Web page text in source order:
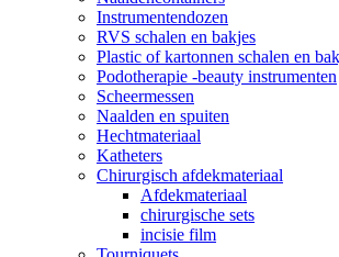
Instrumentendozen
RVS schalen en bakjes
Plastic of kartonnen schalen en
Podotherapie -beauty instrumenten
Scheermessen
Naalden en spuiten
Hechtmateriaal
Katheters
Chirurgisch afdekmateriaal
Afdekmateriaal
chirurgische sets
incisie film